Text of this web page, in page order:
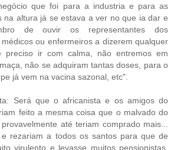
que foi para a industria e para as
na altura já se estava a ver no que ia dar e
de ouvir os representantes dos
ou enfermeiros a dizerem qualquer
preciso ir com calma, não entremos em
não se adquiram tantas doses, para o
já vem na vacina sazonal, etc".
Será que o africanista e os amigos do
feito a mesma coisa que o malvado do
até teriam comprado mais...
rezariam a todos os santos para que de
virulento e levasse muitos pensionistas,